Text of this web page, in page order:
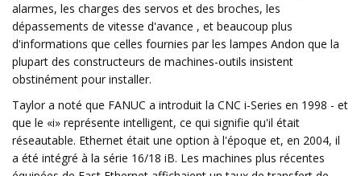
alarmes, les charges des servos et des broches, les
dépassements de vitesse d'avance , et beaucoup plus
d'informations que celles fournies par les lampes Andon que la
plupart des constructeurs de machines-outils insistent
obstinément pour installer.
Taylor a noté que FANUC a introduit la CNC i-Series en 1998 - et
que le «i» représente intelligent, ce qui signifie qu'il était
réseautable. Ethernet était une option à l'époque et, en 2004, il
a été intégré à la série 16/18 iB. Les machines plus récentes